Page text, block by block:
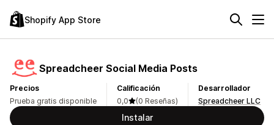
Shopify App Store
Spreadcheer Social Media Posts
Precios
Prueba gratis disponible
Calificación
0,0
(0 Reseñas)
Desarrollador
Spreadcheer LLC
Instalar